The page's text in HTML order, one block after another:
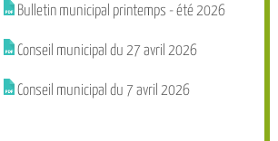
Bulletin municipal printemps - été 2026
Conseil municipal du 27 avril 2026
Conseil municipal du 7 avril 2026